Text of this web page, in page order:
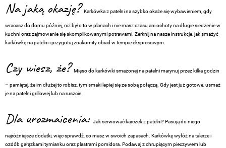
Na jaką okazję? Karkówka z patelni na szybko okaże się wybawieniem, gdy
wracasz do domu później, niż było to w planach i nie masz czasu ani ochoty na długie siedzenie w
kuchni oraz zajmowanie się skomplikowanymi potrawami. Zerknij na nasze instrukcje, jak smażyć
karkówkę na patelni i przygotuj znakomity obiad w tempie ekspresowym.
Czy wiesz, że? Mięso do karkówki smażonej na patelni marynuj przez kilka godzin
– pamiętaj, że im dłużej to robisz, tym smaki lepiej się ze sobą połączą. Gdy jest już gotowe, usmaż
je na patelni grillowej lub na ruszcie.
Dla urozmaicenia: Jak serwować karczek z patelni? Pasują do niego
najróżniejsze dodatki, więc sprawdź, co masz w swoich zapasach. Karkówkę wyłóż na talerze i
ozdób gałązkami tymianku oraz plastrami pomidora. Podawaj z chrupiącym pieczywem lub